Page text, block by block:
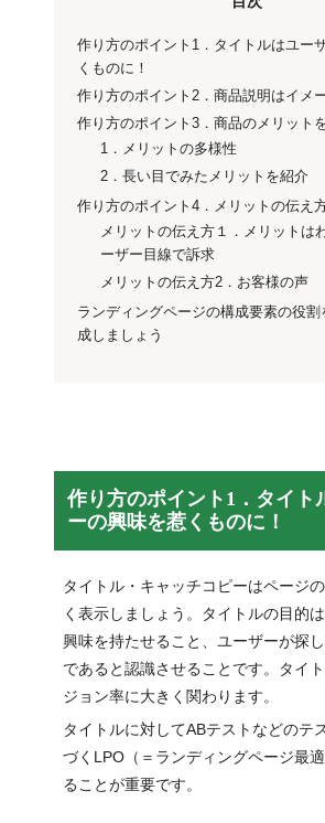
作り方のポイント1．タイトルはユー
くものに！
作り方のポイント2．商品説明はイメ
作り方のポイント3．商品のメリット
1．メリットの多様性
2．長い目でみたメリットを紹介
作り方のポイント4．メリットの伝え
メリットの伝え方１．メリットは
ーザー目線で訴求
メリットの伝え方2．お客様の声
ランディングページの構成要素の役
成しましょう
作り方のポイント1．タイト
ーの興味を惹くものに！
タイトル・キャッチコピーはページ
く表示しましょう。タイトルの目的
興味を持たせること、ユーザーが探
であると認識させることです。タイ
ジョン率に大きく関わります。
タイトルに対してABテストなどのテ
づくLPO（＝ランディングページ最
ることが重要です。